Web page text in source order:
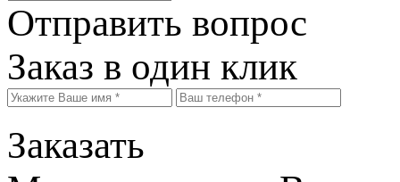
Отправить вопрос
Заказ в один клик
Заказать